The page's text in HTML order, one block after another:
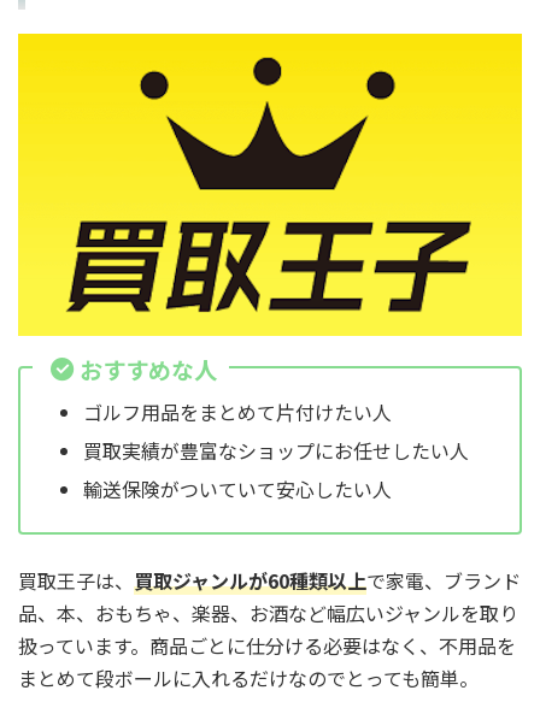
おすすめな人
ゴルフ用品をまとめて片付けたい人
買取実績が豊富なショップにお任せしたい人
輸送保険がついていて安心したい人
買取王子は、 買取ジャンルが60種類以上で家電、ブランド
品、本、おもちゃ、楽器、お酒など幅広いジャンルを取り
扱っています。商品ごとに仕分ける必要はなく、不用品を
まとめて段ボールに入れるだけなのでとっても簡単。